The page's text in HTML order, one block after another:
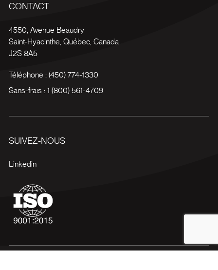
CONTACT
4550, Avenue Beaudry
Saint-Hyacinthe Québec, Canada
J2S 8A5
Téléphone : (450) 774-1330
Sans-frais : 1 (800) 561-4709
SUIVEZ-NOUS
Linkedin